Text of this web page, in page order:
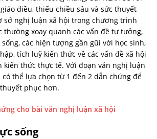
điều, thiếu chiều sâu và sức thuyết
sở nghị luận xã hội trong chương trình
thường xoay quanh các vấn đề tư tưởng,
các hiện tượng gần gũi với học sinh,
tích luỹ kiến thức về các vấn đề xã hội
kiến thức thực tế. Với đoạn văn nghị luận
có thể lựa chọn từ 1 đến 2 dẫn chứng để
phục hơn.
cho bài văn nghị luận xã hội
sống